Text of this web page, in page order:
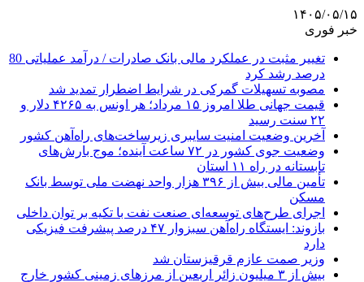
۱۴۰۵/۰۵/۱۵
خبر فوری
تغییر مثبت در عملکرد مالی بانک صادرات / درآمد عملیاتی 80
درصد رشد کرد
مصوبه تسهیلات گمرکی در شرایط اضطرار تمدید شد
قیمت جهانی طلا امروز ۱۵ مرداد؛ هر اونس به ۴۲۶۵ دلار و
۲۲ سنت رسید
آخرین وضعیت امنیت سایبری زیرساخت‌های راه‌آهن کشور
وضعیت جوی کشور در ۷۲ ساعت آینده؛ موج بارش‌های
تابستانه در راه ۱۱ استان
تأمین مالی بیش از ۳۹۶ هزار واحد نهضت ملی توسط بانک
مسکن
اجرای طرح‌های توسعه‌ای صنعت نفت با تکیه بر توان داخلی
بازوند: ایستگاه راه‌آهن سبزوار ۴۷ درصد پیشرفت فیزیکی
دارد
وزیر صمت عازم قرقیزستان شد
بیش از ۳ میلیون زائر اربعین از مرزهای زمینی کشور خارج